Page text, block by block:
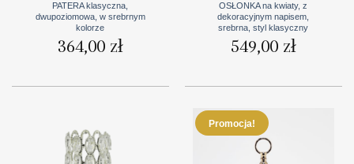
PATERA klasyczna,
dwupoziomowa, w srebrnym
kolorze
364,00 zł
OSŁONKA na kwiaty, z
dekoracyjnym napisem,
srebrna, styl klasyczny
549,00 zł
Promocja!